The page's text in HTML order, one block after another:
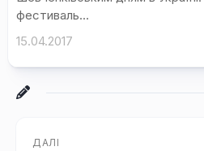
фестиваль...
15.04.2017
ДАЛІ